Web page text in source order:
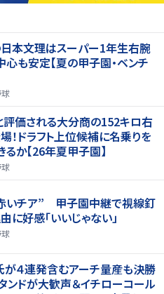
本文理はスーパー1年生右腕
心も安定【夏の甲子園・ベンチ
価される大分商の152キロ右
！ドラフト上位候補に名乗りを
か【26年夏甲子園】
赤いチア” 甲子園中継で視線釘
好感「いいじゃない」
が４連発含むアーチ量産も決勝
ドが大歓声＆イチローコール